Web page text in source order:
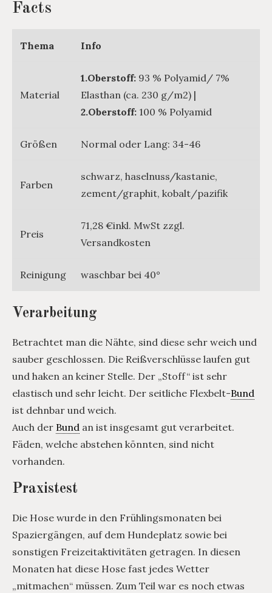
Facts
Thema Info
Material
1.Oberstoff: 93 % Polyamid/ 7%
Elasthan (ca. 230 g/m2) |
2.Oberstoff: 100 % Polyamid
Größen Normal oder Lang: 34-46
Farben
schwarz, haselnuss/kastanie,
zement/graphit, kobalt/pazifik
Preis
71,28 €inkl. MwSt zzgl.
Versandkosten
Reinigung waschbar bei 40°
Verarbeitung
Betrachtet man die Nähte, sind diese sehr weich und
sauber geschlossen. Die Reißverschlüsse laufen gut
und haken an keiner Stelle. Der „Stoff“ ist sehr
elastisch und sehr leicht. Der seitliche Flexbelt-Bund
ist dehnbar und weich.
Auch der Bund an ist insgesamt gut verarbeitet.
Fäden, welche abstehen könnten, sind nicht
vorhanden.
Praxistest
Die Hose wurde in den Frühlingsmonaten bei
Spaziergängen, auf dem Hundeplatz sowie bei
sonstigen Freizeitaktivitäten getragen. In diesen
Monaten hat diese Hose fast jedes Wetter
„mitmachen“ müssen. Zum Teil war es noch etwas